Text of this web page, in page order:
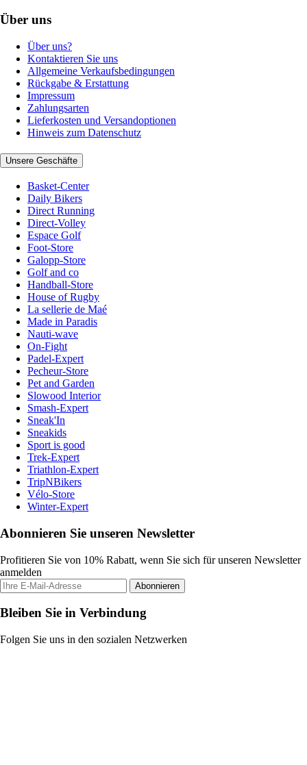
Über uns
Über uns?
Kontaktieren Sie uns
Allgemeine Verkaufsbedingungen
Rückgabe & Erstattung
Impressum
Zahlungsarten
Lieferkosten und Versandoptionen
Hinweis zum Datenschutz
Unsere Geschäfte
Basket-Center
Daily Bikers
Direct Running
Direct-Volley
Espace Golf
Foot-Store
Galopp-Store
Golf and co
Handball-Store
House of Rugby
La sellerie de Maé
Made in Paradis
Nauti-wave
On-Fight
Padel-Expert
Pecheur-Store
Pet and Garden
Slowood Interior
Smash-Expert
Sneak'In
Sneakids
Sport is good
Trek-Expert
Triathlon-Expert
TripNBikers
Vélo-Store
Winter-Expert
Abonnieren Sie unseren Newsletter
Profitieren Sie von 10% Rabatt, wenn Sie sich für unseren Newsletter
anmelden
Abonnieren
Bleiben Sie in Verbindung
Folgen Sie uns in den sozialen Netzwerken